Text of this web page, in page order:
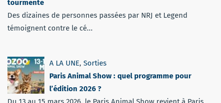
tourmente
Des dizaines de personnes passées par NRJ et Legend
témoignent contre le cé...
A LA UNE, Sorties
Paris Animal Show : quel programme pour
l’édition 2026 ?